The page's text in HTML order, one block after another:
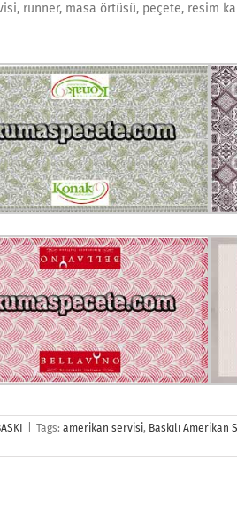
runner, masa örtüsü, peçete, resim
Tags: amerikan servisi, Baskılı Amerikan